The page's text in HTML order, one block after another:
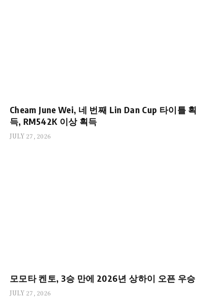
Cheam June Wei, 네 번째 Lin Dan Cup 타이틀 획
득, RM542K 이상 획득
JULY 27, 2026
모모타 켄토, 3승 만에 2026년 상하이 오픈 우승
JULY 27, 2026